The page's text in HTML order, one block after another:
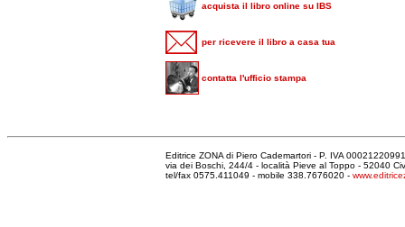
acquista il libro online su IBS
per ricevere il libro a casa tua
contatta l'ufficio stampa
Editrice ZONA di Piero Cademartori - P. IVA
via dei Boschi, 244/4 - località Pieve al Toppo - 52040
tel/fax 0575.411049 - mobile 338.7676020 -